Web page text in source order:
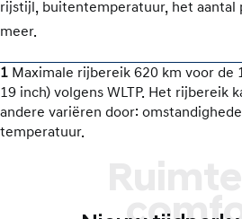
rijstijl, buitentemperatuur, het aantal
meer.
1 Maximale rijbereik 620 km voor de
19 inch) volgens WLTP. Het rijbereik
andere variëren door:
temperatuur.